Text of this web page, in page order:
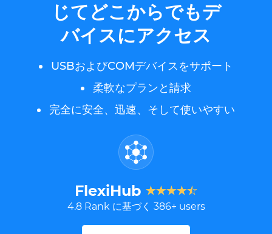
じてどこからでもデ
バイスにアクセス
USBおよびCOMデバイスをサポート
柔軟なプランと請求
完全に安全、迅速、そして使いやすい
FlexiHub
4.8 Rank に基づく 386+ users